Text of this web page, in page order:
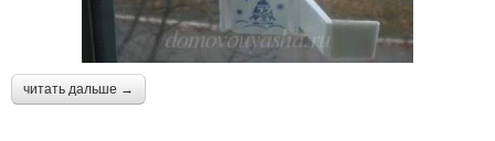
читать дальше →